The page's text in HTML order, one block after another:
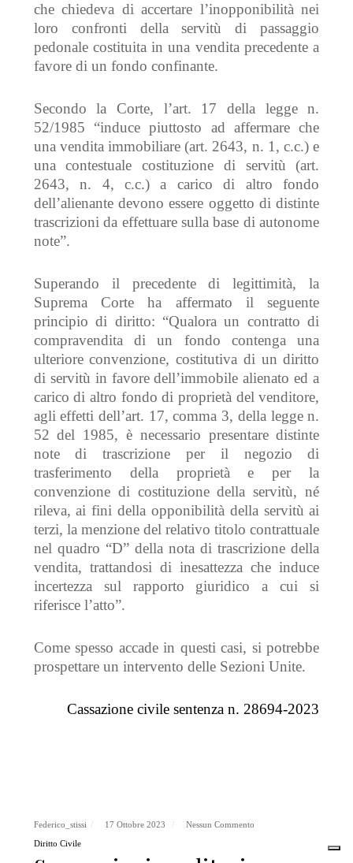
che chiedeva di accertare l’inopponibilità nei
loro confronti della servitù di passaggio
pedonale costituita in una vendita precedente a
favore di un fondo confinante.
Secondo la Corte, l’art. 17della legge n.
52/1985 “induce piuttosto ad affermare che
una vendita immobiliare (art. 2643, n. 1, c.c.) e
una contestuale costituzione di servitù (art.
2643, n. 4, c.c.) a carico di altro fondo
dell’alienante devono essere oggetto di distinte
trascrizioni da effettuare sulla base di autonome
note”.
Superando il precedente di legittimità, la
Suprema Corte ha affermato il seguente
principio di diritto: “Qualora un contratto di
compravendita di un fondo contenga una
ulteriore convenzione, costitutiva di un diritto
di servitù in favore dell’immobile alienato ed a
carico di altro fondo di proprietà del venditore,
agli effetti dell’art. 17, comma 3, della legge n.
52 del 1985, è necessario presentare distinte
note di trascrizione per il negozio di
trasferimento della proprietà e per la
convenzione di costituzione della servitù, né
rileva, ai fini della opponibilità della servitù ai
terzi, la menzione del relativo titolo contrattuale
nel quadro “D” della nota di trascrizione della
vendita, trattandosi di inesattezza che induce
incertezza sul rapporto giuridico a cui si
riferisce l’atto”.
Come spesso accade in questi casi, si potrebbe
prospettare un intervento delle Sezioni Unite.
Cassazione civile sentenza n. 28694-2023
Federico_stissi 17 Ottobre 2023
Nessun Commento
Diritto Civile